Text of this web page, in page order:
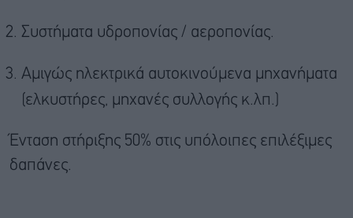
Συστήματα υδροπονίας / αεροπονίας.
Αμιγώς ηλεκτρικά αυτοκινούμενα μηχανήματα
(ελκυστήρες, μηχανές συλλογής κ.λπ.)
Ένταση στήριξης 50% στις υπόλοιπες επιλέξιμες
δαπάνες.